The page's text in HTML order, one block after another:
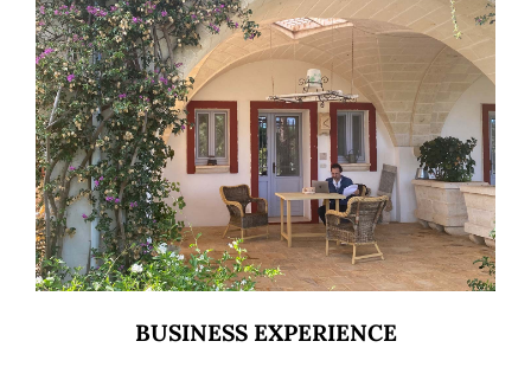
BUSINESS EXPERIENCE